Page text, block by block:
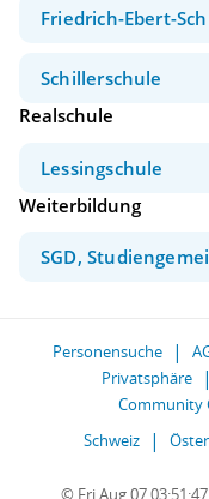
Friedrich-Ebert-
Schillerschule
Realschule
Lessingschule
Weiterbildung
SGD,
Personensuche
Privatsphäre
Community
Schweiz
© Fri Aug 07